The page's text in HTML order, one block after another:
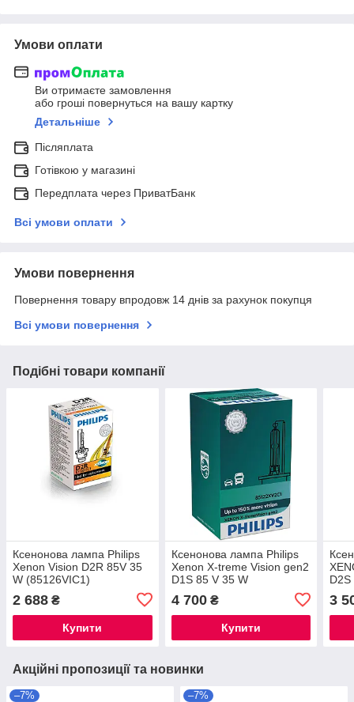
Умови оплати
Ви отримаєте замовлення
або гроші повернуться на вашу картку
Детальніше
Післяплата
Готівкою у магазині
Передплата через ПриватБанк
Всі умови оплати
Умови повернення
Повернення товару впродовж 14 днів за рахунок покупця
Всі умови повернення
Подібні товари компанії
Ксенонова лампа Philips
Xenon Vision D2R 85V 35
W (85126VIC1)
2 688 ₴
Купити
Ксенонова лампа Philips
Xenon X-treme Vision gen2
D1S 85 V 35 W
4 700₴
Купити
3
Акційні пропозиції та новинки
–7% –7%